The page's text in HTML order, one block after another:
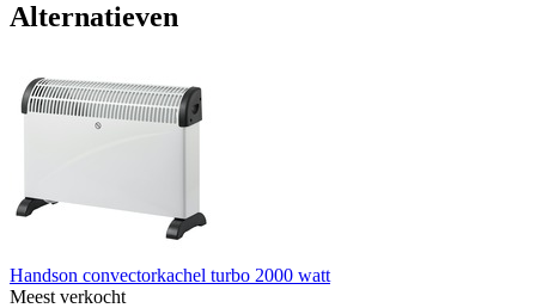
Alternatieven
Handson convectorkachel turbo 2000 watt
Meest verkocht